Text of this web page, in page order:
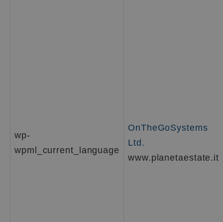
wp-
wpml_current_language
OnTheGoSystems
Ltd.
www.planetaestate.it